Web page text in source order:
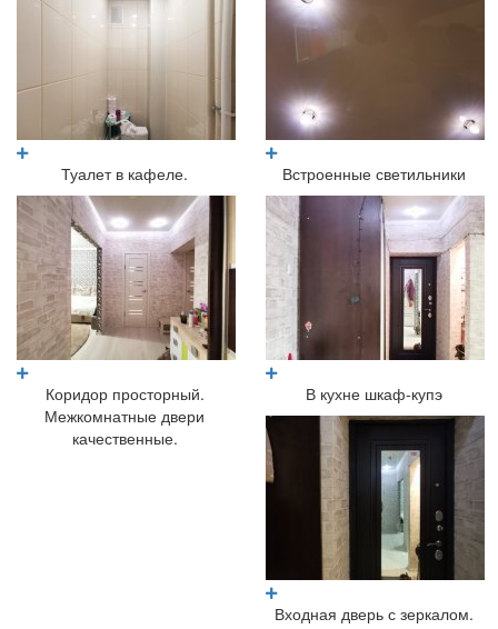
Туалет в кафеле. Встроенные светильники
Коридор просторный.
Межкомнатные двери
качественные.
В кухне шкаф-купэ
Входная дверь с зеркалом.